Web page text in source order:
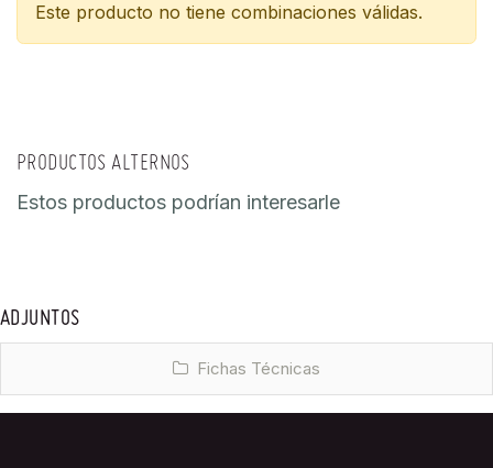
Este producto no tiene combinaciones válidas.
PRODUCTOS ALTERNOS
Estos productos podrían interesarle
ADJUNTOS
Fichas Técnicas